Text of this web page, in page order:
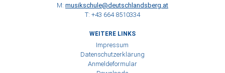
M: musikschule@deutschlandsberg.at
T: +43 664 8510334
WEITERE LINKS
Impressum
Datenschutzerklärung
Anmeldeformular